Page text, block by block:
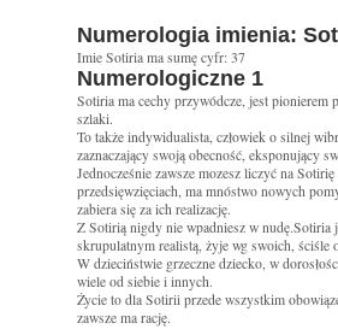
Numerologia imienia:
Imie Sotiria ma sumę cyfr: 37
Numerologiczne 1
Sotiria ma cechy przywódcze, jest pionierem
szlaki.
To także indywidualista, człowiek o silnej
zaznaczający swoją obecność, eksponujący
Jednocześnie zawsze mozesz liczyć na
przedsięwzięciach, ma mnóstwo nowych
zabiera się za ich realizację.
Z Sotirią nigdy nie wpadniesz w nudę.Sotiria
skrupulatnym realistą, żyje wg swoich, ściśle
W dzieciństwie grzeczne dziecko, w
wiele od siebie i innych.
Życie to dla Sotirii przede wszystkim
zawsze ma rację.